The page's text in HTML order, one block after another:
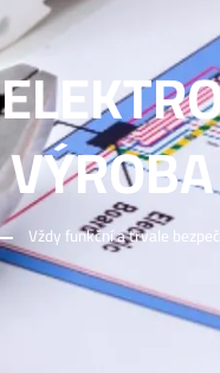
Vždy funkční a trvale